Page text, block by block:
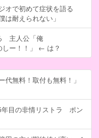
オで初めて症状を語る
は耐えられない」
主人公「俺
しー！！」 ← は？
無料！取付も無料！」
年目の非情リストラ ポン